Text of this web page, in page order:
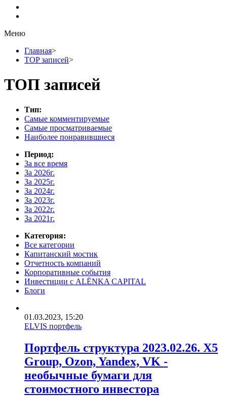
Меню
Главная>
TOP записей>
ТОП записей
Тип:
Самые комментируемые
Самые просматриваемые
Наиболее понравившиеся
Период:
За все время
За 2026г.
За 2025г.
За 2024г.
За 2023г.
За 2022г.
За 2021г.
Категория:
Все категории
Капитанский мостик
Отчетность компаний
Корпоративные события
Инвестиции с ALЁNKA CAPITAL
Блоги
01.03.2023, 15:20
ELVIS портфель
Портфель структура 2023.02.26. X5
Group, Ozon, Yandex, VK -
необычные бумаги для
стоимостного инвестора